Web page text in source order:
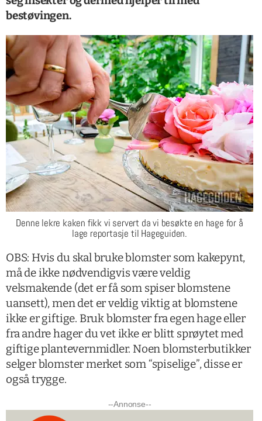
bestøvingen.
Denne lekre kaken fikk vi servert da vi besøkte en hage for å
lage reportasje til Hageguiden.
OBS: Hvis du skal bruke blomster som kakepynt,
må de ikke nødvendigvis være veldig
velsmakende (det er få som spiser blomstene
uansett), men det er veldig viktig at blomstene
ikke er giftige. Bruk blomster fra egen hage eller
fra andre hager du vet ikke er blitt sprøytet med
giftige plantevernmidler. Noen blomsterbutikker
selger blomster merket som “spiselige”, disse er
også trygge.
--Annonse--